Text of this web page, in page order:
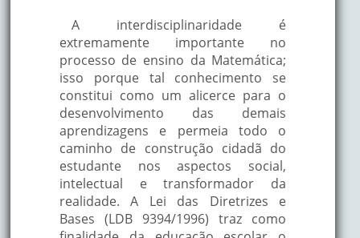
A interdisciplinaridade é
extremamente importante no
processo de ensino da Matemática;
isso porque tal conhecimento se
constitui como um alicerce para o
desenvolvimento das demais
aprendizagens e permeia todo o
caminho de construção cidadã do
estudante nos aspectos social,
intelectual e transformador da
realidade. A Lei das Diretrizes e
Bases (LDB 9394/1996) traz como